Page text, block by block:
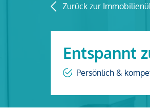
Zurück zur
Entspannt
Persönlich &